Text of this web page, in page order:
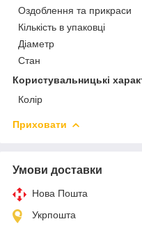
Оздоблення та прикраси
Кількість в упаковці
Діаметр
Стан
Користувальницькі
Колір
Приховати
Умови доставки
Нова Пошта
Укрпошта